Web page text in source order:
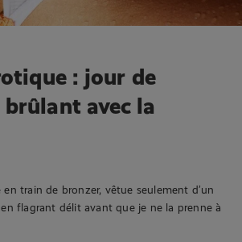
: jour de
avec la
en train de bronzer, vêtue seulement d’un
flagrant délit avant que je ne la prenne à